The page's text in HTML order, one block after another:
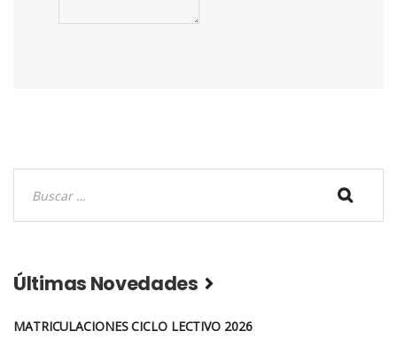
Últimas Novedades
MATRICULACIONES CICLO LECTIVO 2026